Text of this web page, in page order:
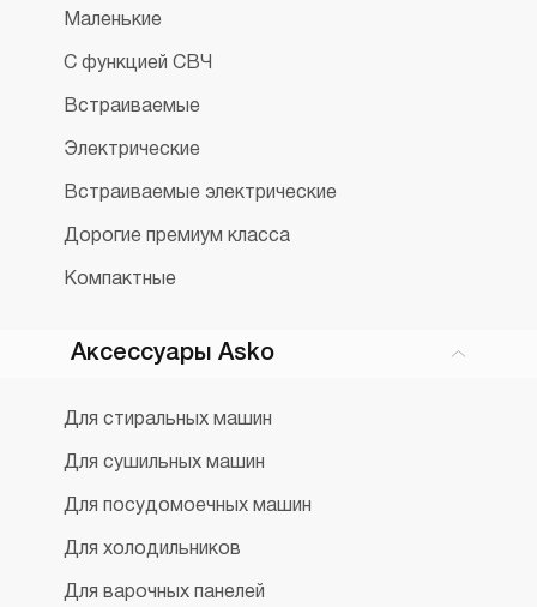
Маленькие
С функцией СВЧ
Встраиваемые
Электрические
Встраиваемые электрические
Дорогие премиум класса
Компактные
Аксессуары Asko
Для стиральных машин
Для сушильных машин
Для посудомоечных машин
Для холодильников
Для варочных панелей